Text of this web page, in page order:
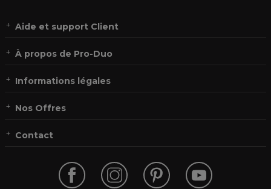
Aide et support Client
À propos de Pro-Duo
Informations légales
Nos Offres
Contact